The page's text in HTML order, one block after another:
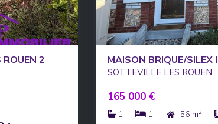
ROUEN 2
MAISON BRIQUE/SILEX
SOTTEVILLE LES ROUEN
165 000 €
1 1 56 m2